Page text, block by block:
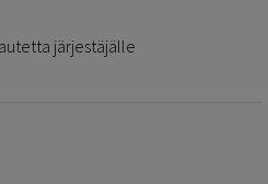
järjestäjälle